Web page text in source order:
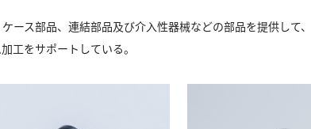
ース部品、連結部品及び介入性器械などの部品を提供し
工をサポートしている。